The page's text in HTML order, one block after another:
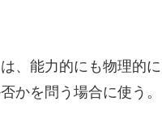
、能力的にも物理的に
かを問う場合に使う。